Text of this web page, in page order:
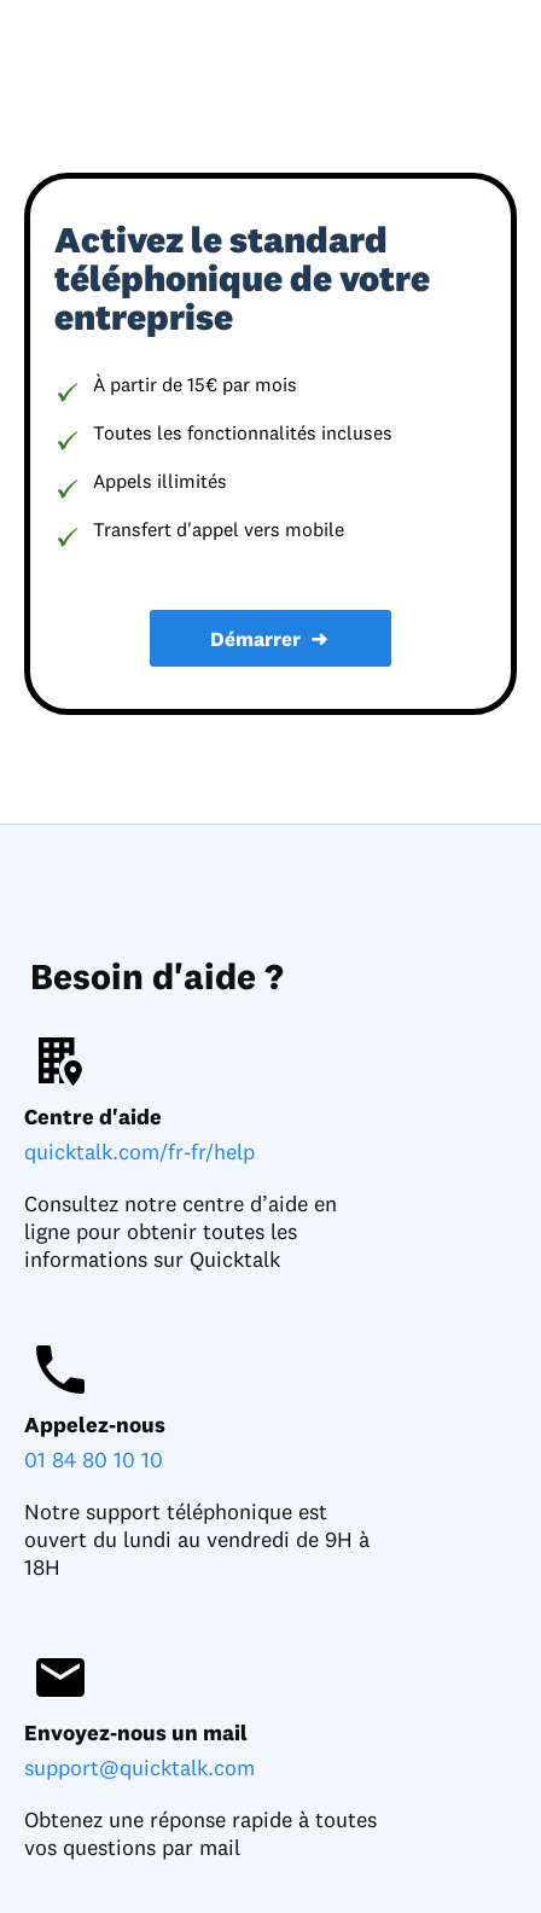
Activez le standard
téléphonique de votre
entreprise
À partir de 15€ par mois
Toutes les fonctionnalités incluses
Appels illimités
Transfert d'appel vers mobile
Démarrer ➜
Besoin d'aide ?
Centre d'aide
quicktalk.com/fr-fr/help
Consultez notre centre d’aide en
ligne pour obtenir toutes les
informations sur Quicktalk
Appelez-nous
01 84 80 10 10
Notre support téléphonique est
ouvert du lundi au vendredi de 9H à
18H
Envoyez-nous un mail
support@quicktalk.com
Obtenez une réponse rapide à toutes
vos questions par mail